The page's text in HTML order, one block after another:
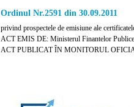
Ordinul Nr.2591 din 30.09.2011
privind prospectele de emisiune ale
ACT EMIS DE: Ministerul Finantelor Publice
ACT PUBLICAT ÎN MONITORUL